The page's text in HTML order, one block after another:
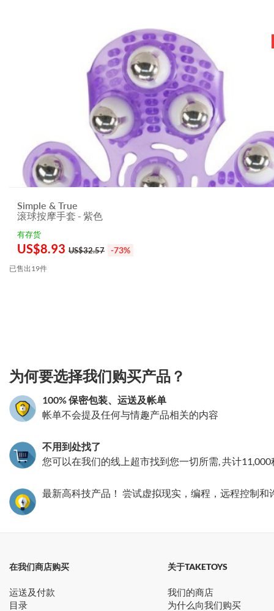
Simple & True
滚球按摩手套 - 紫色
有存货
US$8.93 US$32.57 -73%
已售出19件
为何要选择我们购买产品？
100% 保密包装、运送及帐单
帐单不会提及任何与情趣产品相关的内容
不用到处找了
您可以在我们的线上超市找到您一切所需, 共计11,000
最新高科技产品！ 尝试虚拟现实，编程，远程控制
在我们商店购买
运送及付款
目录
关于TAKETOYS
我们的商店
为什么向我们购买